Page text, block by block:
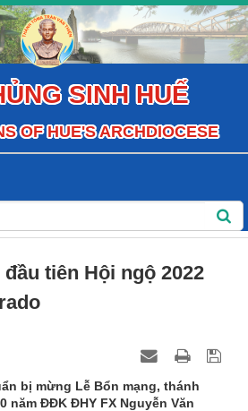
SINH HUẾ
OF HUE'S ARCHDIOCESE
tiên Hội ngộ 2022
bị mừng Lễ Bổn mạng, thánh
năm ĐĐK ĐHY FX Nguyễn Văn